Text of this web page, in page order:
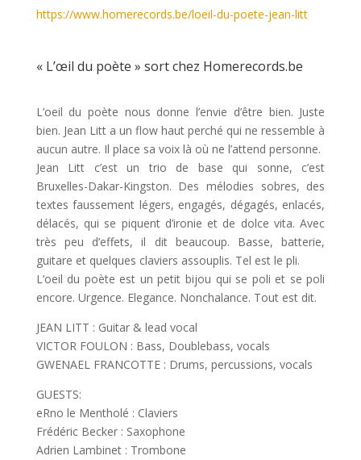
https://www.homerecords.be/loeil-du-poete-jean-litt
« L’œil du poète » sort chez Homerecords.be
L’oeil du poète nous donne l’envie d’être bien. Juste
bien. Jean Litt a un flow haut perché qui ne ressemble à
aucun autre. Il place sa voix là où ne l’attend personne.
Jean Litt c’est un trio de base qui sonne, c’est
Bruxelles-Dakar-Kingston. Des mélodies sobres, des
textes faussement légers, engagés, dégagés, enlacés,
délacés, qui se piquent d’ironie et de dolce vita. Avec
très peu d’effets, il dit beaucoup. Basse, batterie,
guitare et quelques claviers assouplis. Tel est le pli.
L’oeil du poète est un petit bijou qui se poli et se poli
encore. Urgence. Elegance. Nonchalance. Tout est dit.
JEAN LITT : Guitar & lead vocal
VICTOR FOULON : Bass, Doublebass, vocals
GWENAEL FRANCOTTE : Drums, percussions, vocals
GUESTS:
eRno le Mentholé : Claviers
Frédéric Becker : Saxophone
Adrien Lambinet : Trombone